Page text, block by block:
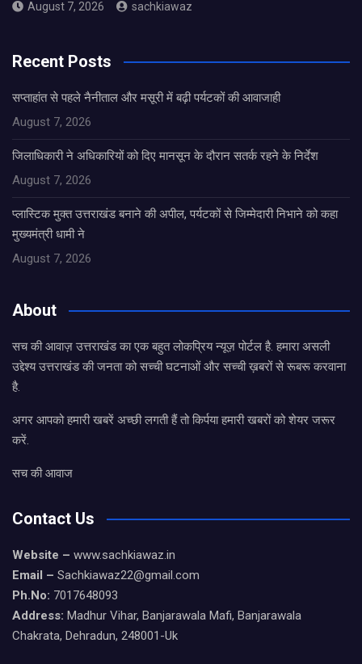
August 7, 2026 sachkiawaz
Recent Posts
सप्ताहांत से पहले नैनीताल और मसूरी में बढ़ी पर्यटकों की आवाजाही
August 7, 2026
जिलाधिकारी ने अधिकारियों को दिए मानसून के दौरान सतर्क रहने के निर्देश
August 7, 2026
प्लास्टिक मुक्त उत्तराखंड बनाने की अपील, पर्यटकों से जिम्मेदारी निभाने को कहा
मुख्यमंत्री धामी ने
August 7, 2026
About
सच की आवाज़ उत्तराखंड का एक बहुत लोकप्रिय न्यूज़ पोर्टल है. हमारा असली
उद्देश्य उत्तराखंड की जनता को सच्ची घटनाओं और सच्ची ख़बरों से रूबरू करवाना
है.
अगर आपको हमारी खबरें अच्छी लगती हैं तो किर्पया हमारी खबरों को शेयर जरूर
करें.
सच की आवाज
Contact Us
Website – www.sachkiawaz.in
Email – Sachkiawaz22@gmail.com
Ph.No: 7017648093
Address: Madhur Vihar, Banjarawala Mafi, Banjarawala
Chakrata, Dehradun, 248001-Uk